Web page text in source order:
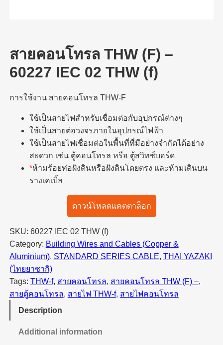
สายคอนโทรล THW (F) –
60227 IEC 02 THW (f)
การใช้งาน สายคอนโทรล THW-F
ใช้เป็นสายไฟสำหรับเชื่อมต่อกับอุปกรณ์ต่างๆ
ใช้เป็นสายต่อวงจรภายในอุปกรณ์ไฟฟ้า
ใช้เป็นสายไฟเชื่อมต่อในพื้นที่ที่มีอย่างจำกัดได้อย่าง
สะดวก เช่น ตู้คอนโทรล หรือ ตู้สวิทช์บอร์ด
*ห้ามร้อยท่อฝังดินหรือฝังดินโดยตรง และห้ามเดินบน
รางเคเบิ้ล
ดาวน์โหลดแคตตาล็อก
SKU: 60227 IEC 02 THW (f)
Category: Building Wires and Cables (Copper &
Aluminium), STANDARD SERIES CABLE, THAI YAZAKI
(ไทยยาซากิ)
Tags: THW-f, สายคอนโทรล, สายคอนโทรล THW (F) –
สายตู้คอนโทรล, สายไฟ THW-f, สายไฟคอนโทรล
Description
Additional information